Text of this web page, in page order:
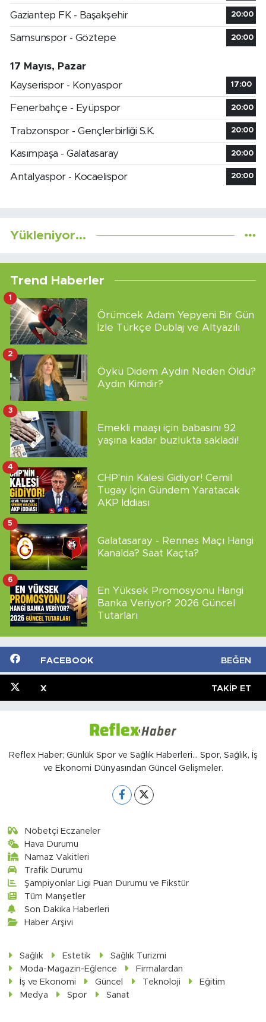
Gaziantep FK - Başakşehir 20:00
Samsunspor - Göztepe 20:00
17 Mayıs, Pazar
Kayserispor - Konyaspor
17:00
Fenerbahçe - Eyüpspor 20:00
Trabzonspor - Gençlerbirliği S.K. 20:00
Kasımpaşa - Galatasaray 20:00
Antalyaspor - Kocaelispor 20:00
Yükleniyor...
Trend Haberler
Örümcek Adam Yepyeni Bir Gün
İzle Türkçe Dublaj ve Altyazılı
1
Öykü Didem Aydın Neden Öldü?
Aydın Kimdir?
2
Emekli maaşı için babasını 92
yaşına kadar buzlukta sakladı!
3
CHP'nin Kalesi Gidiyor! Cemil
Tugay İçin Gündem Yaratacak
AKP İddiası
4
Galatasaray - Rennes Maçı Hangi
Kanalda? Saat Kaçta?
5
En Yüksek Promosyonu Hangi
Banka Veriyor? 2026 Güncel
Tutarları
6
FACEBOOK BEĞEN
X TAKIP ET
Reflex Haber; Günlük Spor ve Sağlık Haberleri... Spor, Sağlık, İş
ve Ekonomi Dünyasından Güncel Gelişmeler.
Nöbetçi Eczaneler
Hava Durumu
Namaz Vakitleri
Trafik Durumu
Şampiyonlar Ligi Puan Durumu ve Fikstür
Tüm Manşetler
Son Dakika Haberleri
Haber Arşivi
Sağlık Estetik
Sağlık Turizmi
Moda-Magazin-Eğlence
Firmalardan
İş ve Ekonomi
Güncel Teknoloji
Eğitim
Medya
Spor Sanat